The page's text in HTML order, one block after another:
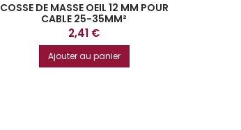
COSSE DE MASSE OEIL 12 MM POUR
CABLE 25-35MM²
Prix
2,41 €
Ajouter au panier